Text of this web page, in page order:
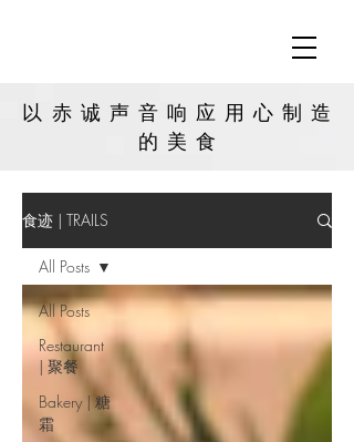
以赤诚声音响应用心制造
的 美食
食迹 | TRAILS
All Posts
Restaurant
| 聚餐
Bakery | 糖
霜
All Posts